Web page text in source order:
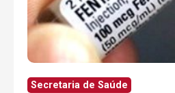
Secretaria de Saúde